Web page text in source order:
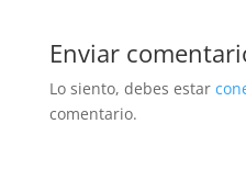
Enviar
Lo siento, debes estar
comentario.